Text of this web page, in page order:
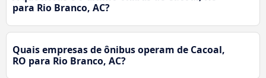
para Rio Branco, AC?
Quais empresas de ônibus operam de Cacoal,
RO para Rio Branco, AC?